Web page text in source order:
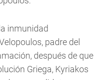
inmunidad
padre del
después de que
Griega, Kyriakos